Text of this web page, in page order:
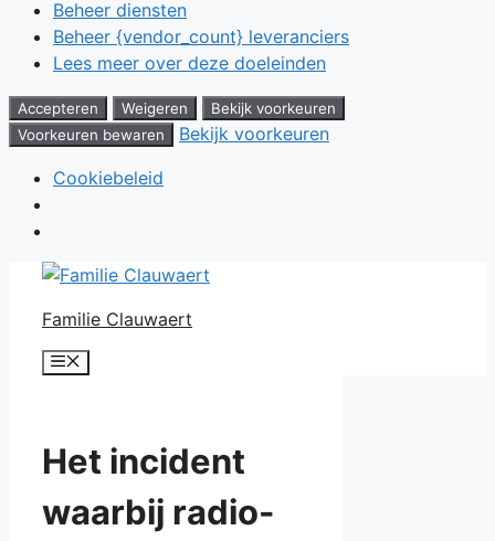
Beheer diensten
Beheer {vendor_count} leveranciers
Lees meer over deze doeleinden
Accepteren Weigeren
Bekijk voorkeuren
Voorkeuren bewaren
Bekijk voorkeuren
Cookiebeleid
inhoud
Familie Clauwaert
Menu
Het incident
waarbij radio-